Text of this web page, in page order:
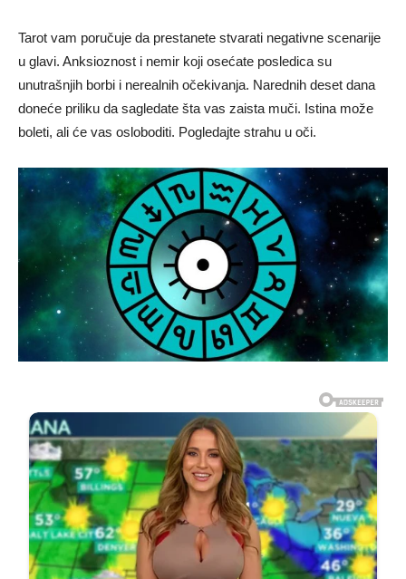
Tarot vam poručuje da prestanete stvarati negativne scenarije
u glavi. Anksioznost i nemir koji osećate posledica su
unutrašnjih borbi i nerealnih očekivanja. Narednih deset dana
doneće priliku da sagledate šta vas zaista muči. Istina može
boleti, ali će vas osloboditi. Pogledajte strahu u oči.